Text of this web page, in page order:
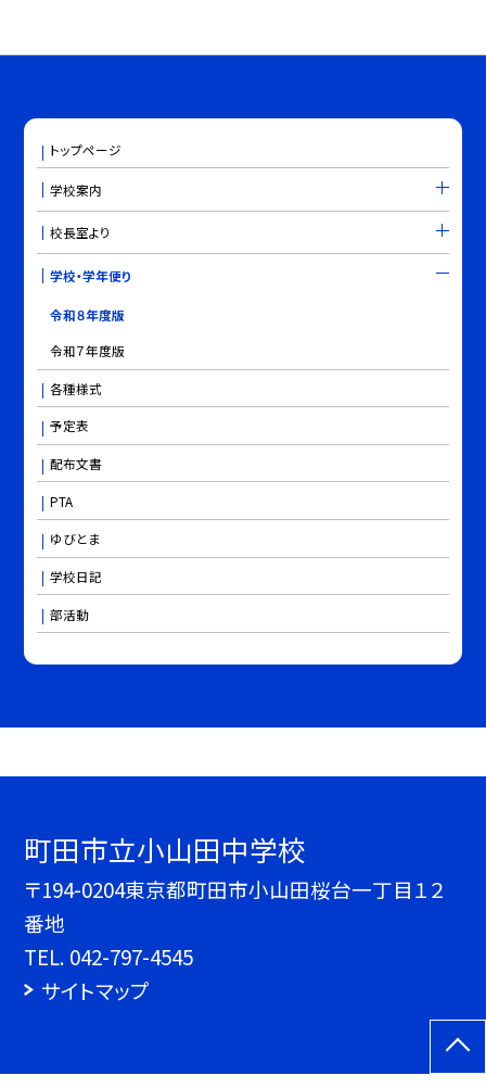
トップページ
学校案内
校長室より
学校・学年便り
令和８年度版
令和７年度版
各種様式
予定表
配布文書
PTA
ゆびとま
学校日記
部活動
町田市立小山田中学校
〒194-0204東京都町田市小山田桜台一丁目１２
番地
TEL. 042-797-4545
サイトマップ